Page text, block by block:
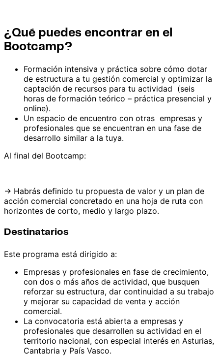
¿Qué puedes encontrar en el
Bootcamp?
Formación intensiva y práctica sobre cómo dotar
de estructura a tu gestión comercial y optimizar la
captación de recursos para tu actividad (seis
horas de formación teórico – práctica presencial y
online).
Un espacio de encuentro con otras empresas y
profesionales que se encuentran en una fase de
desarrollo similar a la tuya.
Al final del Bootcamp:
→ Habrás definido tu propuesta de valor y un plan de
acción comercial concretado en una hoja de ruta con
horizontes de corto, medio y largo plazo.
Destinatarios
Este programa está dirigido a:
Empresas y profesionales en fase de crecimiento,
con dos o más años de actividad, que busquen
reforzar su estructura, dar continuidad a su trabajo
y mejorar su capacidad de venta y acción
comercial.
La convocatoria está abierta a empresas y
profesionales que desarrollen su actividad en el
territorio nacional, con especial interés en Asturias,
Cantabria y País Vasco.